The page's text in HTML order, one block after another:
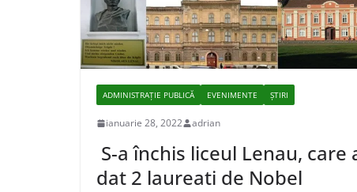
ADMINISTRAŢIE PUBLICĂ EVENIMENTE ȘTIRI
ianuarie 28, 2022 adrian
S-a închis liceul Lenau, care
dat 2 laureati de Nobel